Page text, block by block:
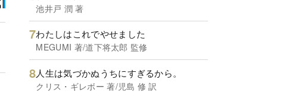
池井戸 潤 著
わたしはこれでやせました
MEGUMI 著/道下将太郎 監修
人生は気づかぬうちにすぎるから。
クリス・ギレボー 著/児島 修 訳